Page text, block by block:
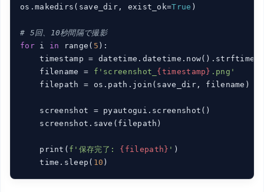
os.makedirs(save_dir, exist_ok=True )
# 5回、10秒間隔で撮影
for i in range( 5 ):
    timestamp = datetime.datetime.now().strftime(
    filename =
f'screenshot_ {timestamp} .png'
    filepath = os.path.join(save_dir, filename)
    screenshot = pyautogui.screenshot()
    screenshot.save(filepath)
    print(
f'保存完了: {filepath} ' )
    time.sleep(
10 )